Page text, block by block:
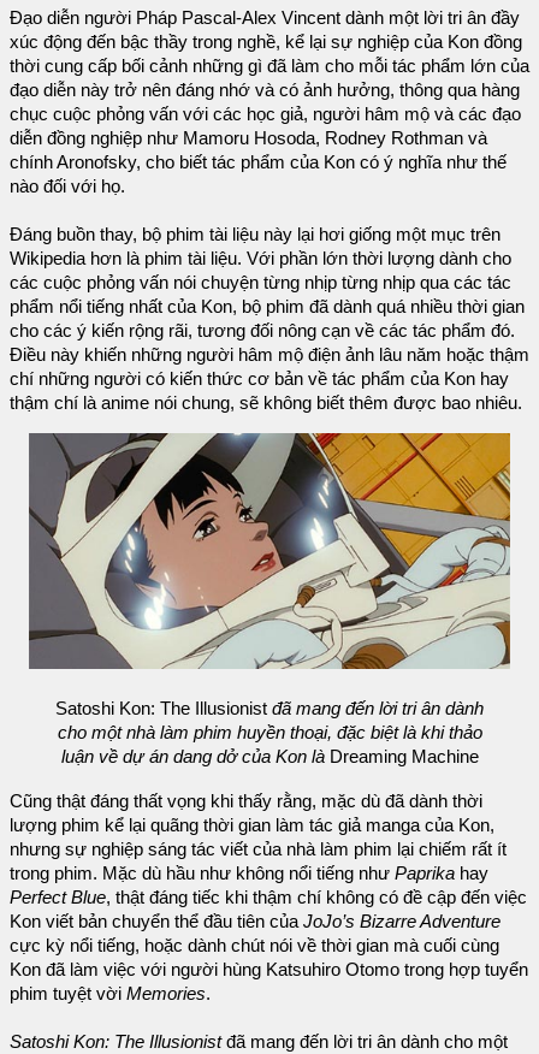
Đạo diễn người Pháp Pascal-Alex Vincent dành một lời tri ân đầy
xúc động đến bậc thầy trong nghề, kể lại sự nghiệp của Kon đồng
thời cung cấp bối cảnh những gì đã làm cho mỗi tác phẩm lớn của
đạo diễn này trở nên đáng nhớ và có ảnh hưởng, thông qua hàng
chục cuộc phỏng vấn với các học giả, người hâm mộ và các đạo
diễn đồng nghiệp như Mamoru Hosoda, Rodney Rothman và
chính Aronofsky, cho biết tác phẩm của Kon có ý nghĩa như thế
nào đối với họ.
Đáng buồn thay, bộ phim tài liệu này lại hơi giống một mục trên
Wikipedia hơn là phim tài liệu. Với phần lớn thời lượng dành cho
các cuộc phỏng vấn nói chuyện từng nhịp từng nhịp qua các tác
phẩm nổi tiếng nhất của Kon, bộ phim đã dành quá nhiều thời gian
cho các ý kiến rộng rãi, tương đối nông cạn về các tác phẩm đó.
Điều này khiến những người hâm mộ điện ảnh lâu năm hoặc thậm
chí những người có kiến ​​thức cơ bản về tác phẩm của Kon hay
thậm chí là anime nói chung, sẽ không biết thêm được bao nhiêu.
Satoshi Kon: The Illusionist đã mang đến lời tri ân dành
cho một nhà làm phim huyền thoại, đặc biệt là khi thảo
luận về dự án dang dở của Kon là Dreaming Machine
Cũng thật đáng thất vọng khi thấy rằng, mặc dù đã dành thời
lượng phim kể lại quãng thời gian làm tác giả manga của Kon,
nhưng sự nghiệp sáng tác viết của nhà làm phim lại chiếm rất ít
trong phim. Mặc dù hầu như không nổi tiếng như Paprika hay
Perfect Blue, thật đáng tiếc khi thậm chí không có đề cập đến việc
Kon viết bản chuyển thể đầu tiên củaJoJo’s Bizarre Adventure
cực kỳ nổi tiếng, hoặc dành chút nói về thời gian mà cuối cùng
Kon đã làm việc với người hùng Katsuhiro Otomo trong hợp tuyển
phim tuyệt vời Memories.
Satoshi Kon: The Illusionistđã mang đến lời tri ân dành cho một